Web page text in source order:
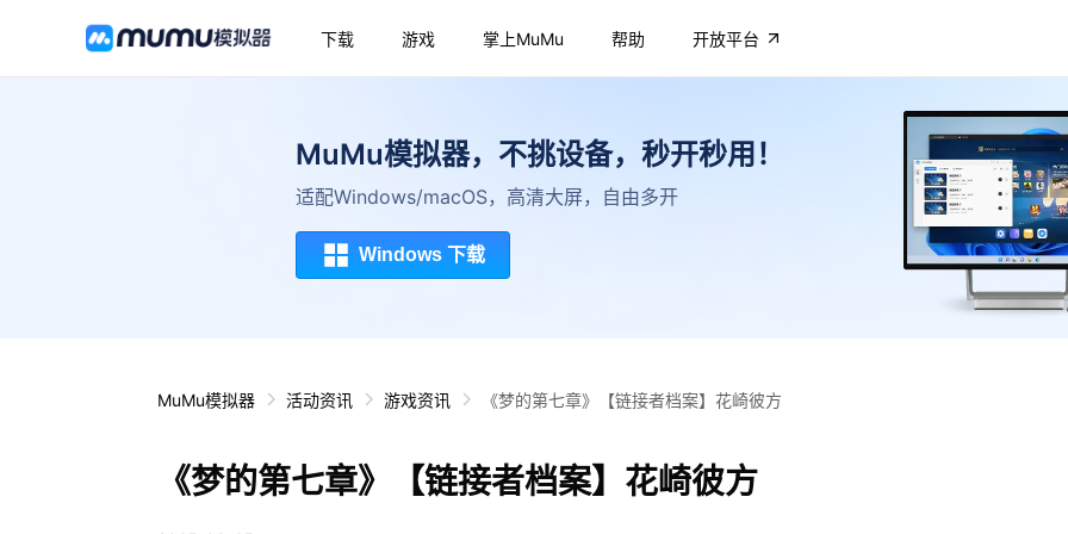
下载 游戏 掌上MuMu 帮助 开放平台
MuMu模拟器，不挑设备，秒开秒用！
适配Windows/macOS，高清大屏，自由多开
Windows 下载
MuMu模拟器 活动资讯 游戏资讯 《梦的第七章》【链接者档案】花崎彼方
《梦的第七章》【链接者档案】花崎彼方